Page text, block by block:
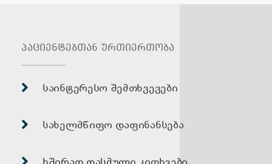
პაციენტებთან ურთიერთობა
საინტერესო შემთხვევები
სახელმწიფო დაფინანსება